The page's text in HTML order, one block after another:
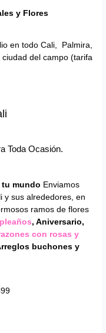
y Flores
en todo Cali, Palmira,
del campo (tarifa
Toda Ocasión.
tu mundo Enviamos
y sus alrededores, en
ramos de flores
, Aniversario,
con rosas y
buchones y